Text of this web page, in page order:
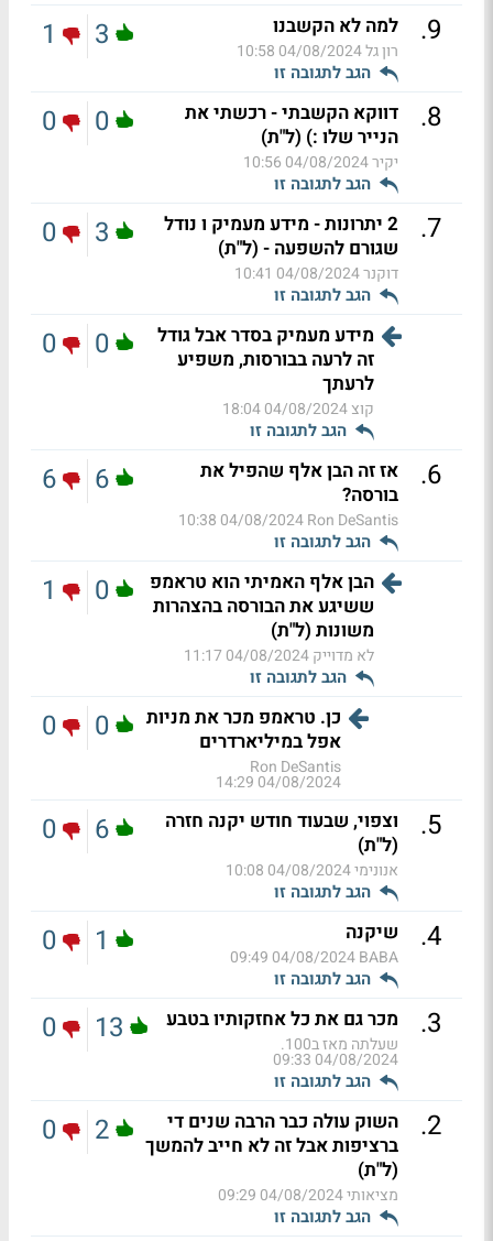
9
. למה לא הקשבנו
רון גל04/08/2024 10:58
הגב לתגובה זו
3
1
8
.
דווקא הקשבתי - רכשתי את
הנייר שלו :) (ל"ת)
יקיר04/08/2024 10:56
הגב לתגובה זו
0
0
7
.
2 יתרונות - מידע מעמיק ו נודל
שגורם להשפעה - (ל"ת)
דוקנר04/08/2024 10:41
הגב לתגובה זו
3
0
מידע מעמיק בסדר אבל גודל
זה לרעה בבורסות, משפיע
לרעתך
קוצ04/08/2024 18:04
הגב לתגובה זו
0
0
6
.
אז זה הבן אלף שהפיל את
בורסה?
Ron DeSantis
04/08/2024 10:38
הגב לתגובה זו
6
6
הבן אלף האמיתי הוא טראמפ
ששיגע את הבורסה בהצהרות
משונות (ל"ת)
לא מדוייק04/08/2024 11:17
הגב לתגובה זו
0
1
כן. טראמפ מכר את מניות
אפל במיליארדרים
Ron DeSantis
04/08/2024 14:29
0
0
5
.
וצפוי, שבעוד חודש יקנה חזרה
(ל"ת)
אנונימי04/08/2024 10:08
הגב לתגובה זו
6
0
4
. שיקנה
BABA
04/08/2024 09:49
הגב לתגובה זו
1
0
3
. מכר גם את כל אחזקותיו בטבע
שעלתה מאז ב100.
04/08/2024 09:33
הגב לתגובה זו
13
0
2
.
השוק עולה כבר הרבה שנים די
ברציפות אבל זה לא חייב להמשך
(ל"ת)
מציאותי04/08/2024 09:29
הגב לתגובה זו
2
0